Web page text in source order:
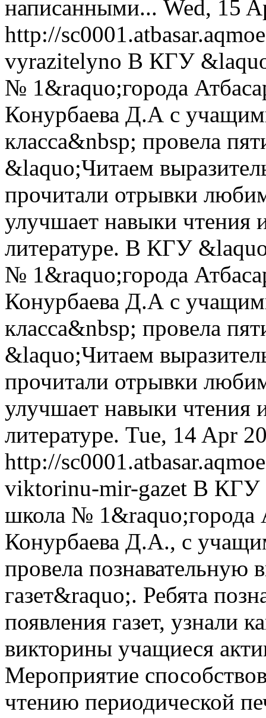
написанными... Wed, 15
http://
vyrazitelyno В КГУ
№ 1&raquo;города
Конурбаева Д.А с
класса&nbsp; провела
&laquo;Читаем
прочитали отрывки
улучшает навыки чтения
литературе. В КГУ
№ 1&raquo;города
Конурбаева Д.А с
класса&nbsp; провела
&laquo;Читаем
прочитали отрывки
улучшает навыки чтения
литературе. Tue, 14 Apr
http://
viktorinu-mir-gazet В КГУ
школа № 1&raquo;города
Конурбаева Д.А., с
провела
газет&raquo;. Ребята
появления газет, узнали
викторины учащиеся
Мероприятие
чтению периодической